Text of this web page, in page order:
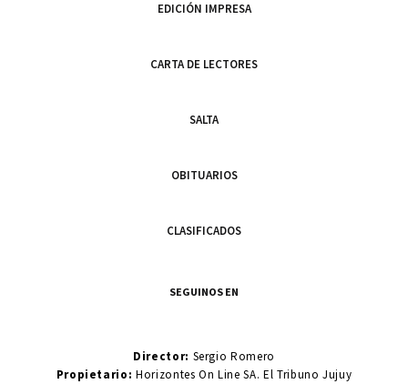
EDICIÓN IMPRESA
CARTA DE LECTORES
SALTA
OBITUARIOS
CLASIFICADOS
SEGUINOS EN
Director: Sergio Romero
Propietario:Horizontes On Line SA. El Tribuno Jujuy